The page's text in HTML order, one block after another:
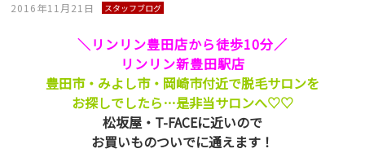
2016年11月21日 スタッフブログ
＼リンリン豊田店から徒歩10分／
リンリン新豊田駅店
豊田市・みよし市・岡崎市付近で脱毛サロンを
お探しでしたら…是非当サロンへ♡♡
松坂屋・T-FACEに近いので
お買いものついでに通えます！